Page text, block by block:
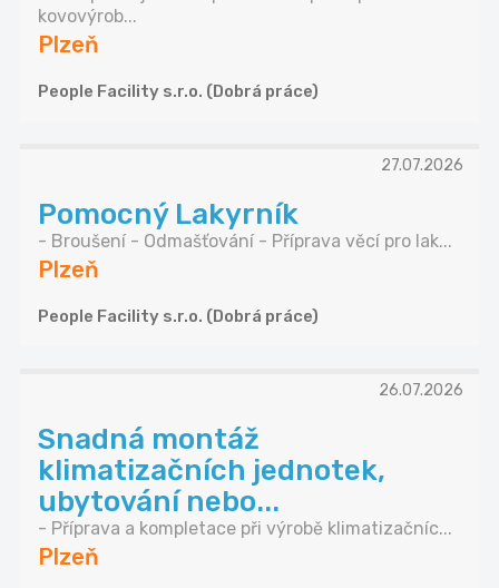
kovovýrob...
Plzeň
People Facility s.r.o. (Dobrá práce)
27.07.2026
Pomocný Lakyrník
- Broušení - Odmašťování - Příprava věcí pro lak...
Plzeň
People Facility s.r.o. (Dobrá práce)
26.07.2026
Snadná montáž
klimatizačních jednotek,
ubytování nebo...
- Příprava a kompletace při výrobě klimatizačníc...
Plzeň